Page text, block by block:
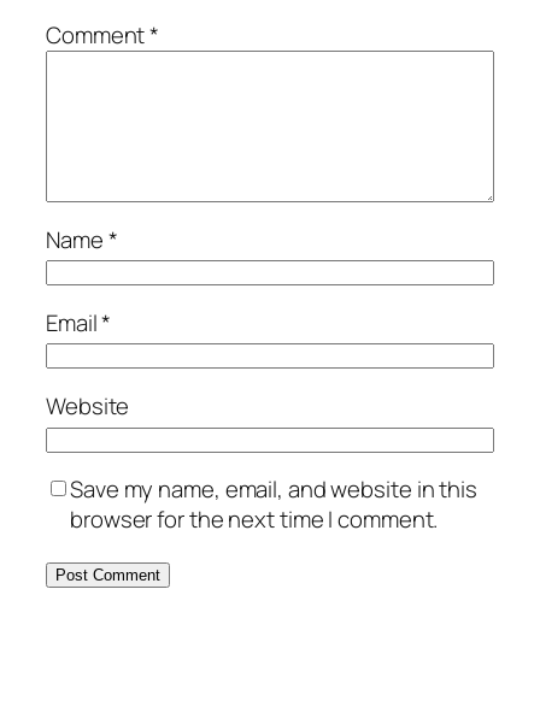
Comment*
Name*
Email*
Website
Save my name, email, and website in this
browser for the next time I comment.